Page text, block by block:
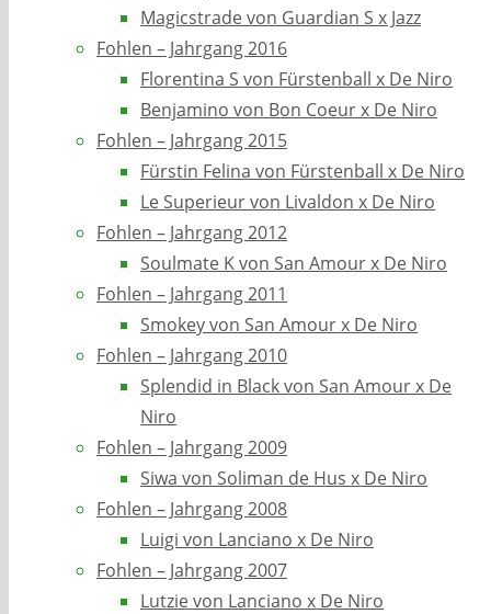
Magicstrade von Guardian S x Jazz
Fohlen – Jahrgang 2016
Florentina S von Fürstenball x De Niro
Benjamino von Bon Coeur x De Niro
Fohlen – Jahrgang 2015
Fürstin Felina von Fürstenball x De Niro
Le Superieur von Livaldon x De Niro
Fohlen – Jahrgang 2012
Soulmate K von San Amour x De Niro
Fohlen – Jahrgang 2011
Smokey von San Amour x De Niro
Fohlen – Jahrgang 2010
Splendid in Black von San Amour x De
Niro
Fohlen – Jahrgang 2009
Siwa von Soliman de Hus x De Niro
Fohlen – Jahrgang 2008
Luigi von Lanciano x De Niro
Fohlen – Jahrgang 2007
Lutzie von Lanciano x De Niro